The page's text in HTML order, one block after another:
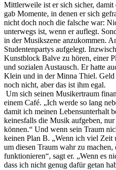
Mittlerweile ist er sich sicher, damit
gab Momente, in denen er sich
nicht doch noch die falsche war:
unterwegs ist, wenn er auflegt.
in der Musikszene anzukommen.
Studentenpartys aufgelegt.
Kunstblock Balve zu hören, einer
und sozialen Austausch. Er hatte
Klein und in der Minna Thiel.
noch nicht, aber das ist ihm egal.
Um sich seinen Musikertraum
einem Café. „Ich werde so lang
damit ich meinen Lebensunterhalt
keinesfalls die Musik aufgeben,
können.“ Und wenn sein Traum
keinen Plan B. „Wenn ich viel Zeit
um diesen Traum wahr zu machen,
funktionieren“, sagt er. „Wenn es
dass ich nicht genug dafür getan